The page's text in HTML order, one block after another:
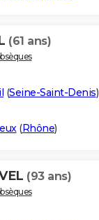
(61 ans)
(Seine-Saint-Denis)
(Rhône)
(93 ans)